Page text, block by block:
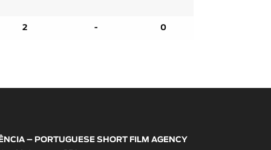
2 - 0
– PORTUGUESE SHORT FILM AGENCY